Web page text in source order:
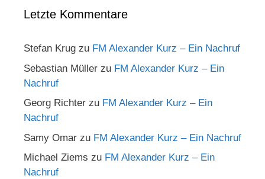
Letzte Kommentare
Stefan Krug zu FM Alexander Kurz – Ein Nachruf
Sebastian Müller zu FM Alexander Kurz – Ein
Nachruf
Georg Richter zu FM Alexander Kurz – Ein
Nachruf
Samy Omar zu FM Alexander Kurz – Ein Nachruf
Michael Ziems zu FM Alexander Kurz – Ein
Nachruf